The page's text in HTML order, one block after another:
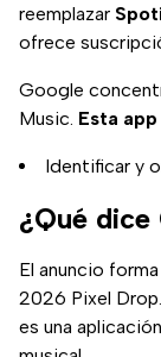
reemplazar
ofrece
Google
Music. Esta
Identificar y
¿Qué dice
El anuncio
2026 Pixel
es una